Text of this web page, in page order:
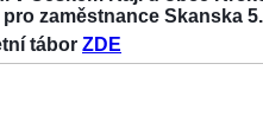
pro zaměstnance Skanska
tábor ZDE